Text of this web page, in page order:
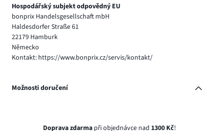
Hospodářský subjekt odpovědný EU
bonprix Handelsgesellschaft mbH
Haldesdorfer Straße 61
22179 Hamburk
Německo
Kontakt: https://www.bonprix.cz/servis/kontakt/
Možnosti doručení
Doprava zdarma při objednávce nad 1300 Kč!